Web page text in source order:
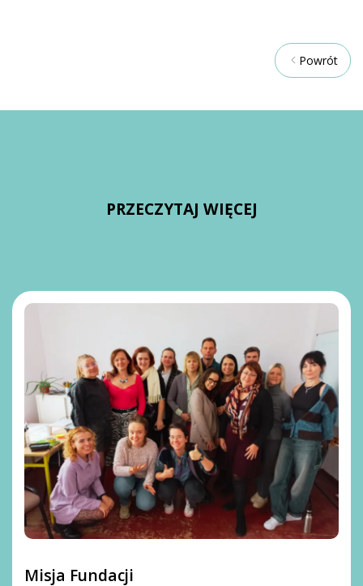
Powrót
PRZECZYTAJ WIĘCEJ
Misja Fundacji